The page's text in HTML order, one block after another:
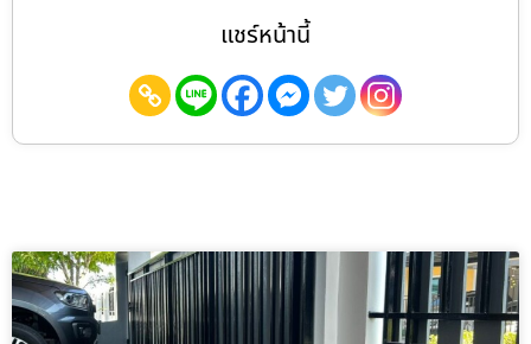
แชร์หน้านี้